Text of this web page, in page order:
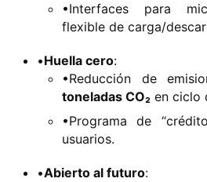
•Interfaces para
flexible de carga/
•​​Huella cero​​:
•Reducción de
toneladas CO₂​ en ciclo
•Programa de
usuarios.
•​​Abierto al futuro​​: